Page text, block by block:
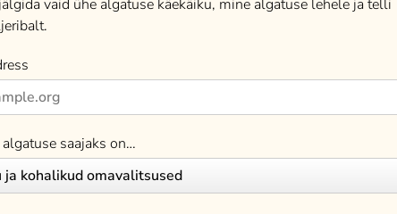
vaid ühe algatuse käekäiku, mine algatuse lehele ja telli
saajaks on…